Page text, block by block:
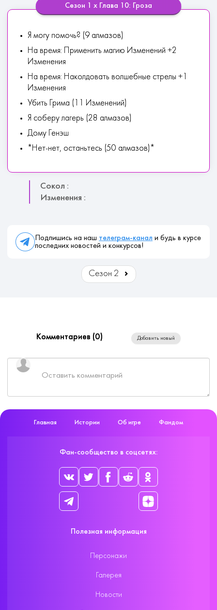
Сезон 1 х Глава 10: Гроза
Я могу помочь? (9 алмазов)
На время: Применить магию Изменений +2
Изменения
На время: Наколдовать волшебные стрелы +1
Изменения
Убить Грима (11 Изменений)
Я соберу лагерь (28 алмазов)
Дому Генэш
*Нет-нет, останьтесь (50 алмазов)*
Сокол :
Изменения :
Подпишись на наш телеграм-канал и будь в курсе
последних новостей и конкурсов!
Сезон 2
Комментариев (0) Добавить новый
Главная Истории Об игре Фандом
Фан-сообщество в соцсетях:
Полезная информация
Персонажи
Галерея
Новости